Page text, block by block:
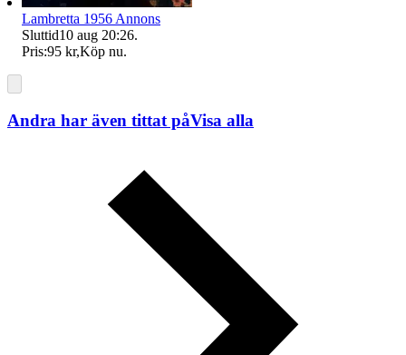
Lambretta 1956 Annons
Sluttid10 aug 20:26.
Pris:95 kr,Köp nu.
Andra har även tittat påVisa alla